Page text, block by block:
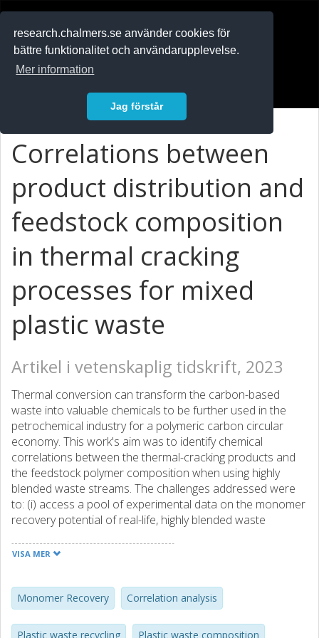
research.chalmers.se använder cookies för
bättre funktionalitet och användarupplevelse.
Mer information
Jag förstår
Correlations between
product distribution and
feedstock composition
in thermal cracking
processes for mixed
plastic waste
Artikel i vetenskaplig tidskrift, 2023
Thermal conversion can transform the carbon-based
waste into valuable chemicals to be further used in the
petrochemical industry for a polymeric carbon circular
economy. This work's aim was to identify chemical
correlations between the thermal-cracking products and
the feedstock polymer composition when using highly
blended waste streams. The challenges addressed were
to: (i) access a pool of experimental data on the monomer
recovery potential of real-life, highly blended waste
mixed waste streams; and (iii) formulate a generic and
post-consumer waste streams were investigated, including
cardboard, automotive shredder residues, cable stripping
waste, and textile waste. The cracking experiments were
VISA MER
Monomer Recovery Correlation analysis
Plastic waste recycling Plastic waste composition